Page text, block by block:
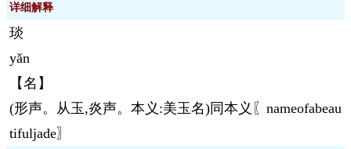
详细解释
琰
yǎn
【名】
(形声。从玉,炎声。本义:美玉名)同本义〖nameofabeau
tifuljade〗